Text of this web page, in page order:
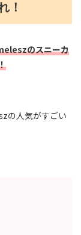
！
のスニーカ
の人気がすごい